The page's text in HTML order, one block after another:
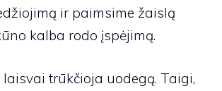
ir paimsime žaislą
kalba rodo įspėjimą.
trūkčioja uodegą. Taigi,